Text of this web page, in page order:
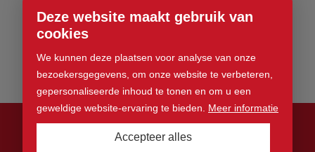
Deze website maakt gebruik van
cookies
We kunnen deze plaatsen voor analyse van onze
bezoekersgegevens, om onze website te verbeteren,
gepersonaliseerde inhoud te tonen en om u een
geweldige website-ervaring te bieden. Meer informatie
Accepteer alles
© 2026 Wild Store. Alle rechten voorbehouden